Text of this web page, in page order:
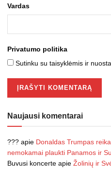
Vardas
Privatumo politika
Sutinku su taisyklėmis ir
Naujausi komentarai
??? apie Donaldas Trumpas
nemokamai plaukti Panamos ir
Buvusi koncerte apie Žolinių ir